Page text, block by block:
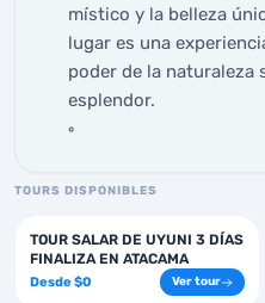
místico y la belleza
lugar es una
poder de la naturaleza
esplendor.
º
TOURS DISPONIBLES
3 días
TOUR SALAR DE UYUNI 3 DÍAS
FINALIZA EN ATACAMA
Desde $0 Ver tour